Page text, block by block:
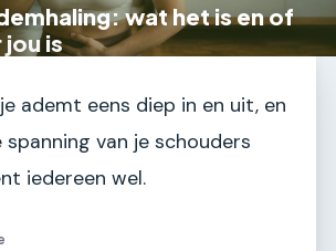
wat het is en of
is
ademt eens diep in en uit, en
van je schouders
iedereen wel.